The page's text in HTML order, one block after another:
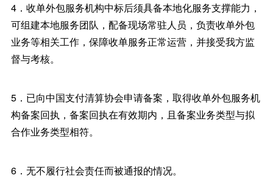
4．收单外包服务机构中标后须具备本地化服务支撑能力，
可组建本地服务团队，配备现场常驻人员，负责收单外包
业务等相关工作，保障收单服务正常运营，并接受我方监
督与考核。
5．已向中国支付清算协会申请备案，取得收单外包服务机
构备案回执，备案回执在有效期内，且备案业务类型与拟
合作业务类型相符。
6．无不履行社会责任而被通报的情况。